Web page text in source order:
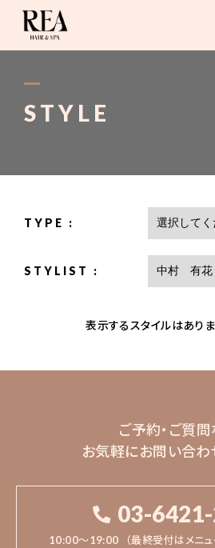
STYLE
TYPE :
STYLIST :
表示するスタイルはありま
ご予約・ご質
お気軽にお問い合わ
03-
10:00〜19:00
（最終受付はメニ
ABOUT
MENU
ACCESS
10:00〜19:00 （最終受付はメニュ
ご予約は